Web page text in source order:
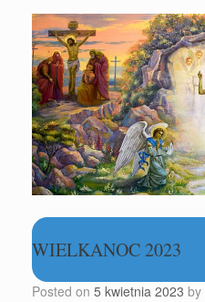
WIELKANOC 2023
Posted on 5 kwietnia 2023 by